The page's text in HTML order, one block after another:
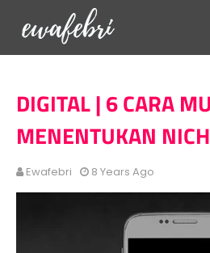
DIGITAL | 6 CARA
MENENTUKAN
Ewafebri 8 Years Ago